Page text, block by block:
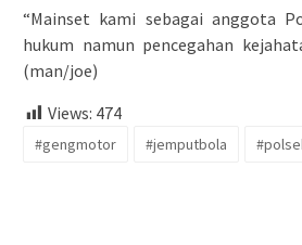
“Mainset kami sebagai anggota
hukum namun pencegahan
(man/joe)
Views: 474
#gengmotor #jemputbola